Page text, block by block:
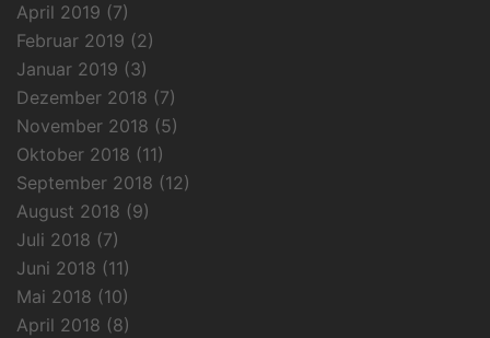
April 2019 (7)
Februar 2019 (2)
Januar 2019 (3)
Dezember 2018 (7)
November 2018 (5)
Oktober 2018 (11)
September 2018 (12)
August 2018 (9)
Juli 2018 (7)
Juni 2018 (11)
Mai 2018 (10)
April 2018 (8)